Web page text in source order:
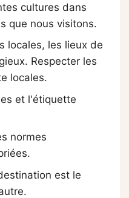
cultures dans
que nous visitons.
locales, les lieux de
Respecter les
locales.
et l'étiquette
normes
est le